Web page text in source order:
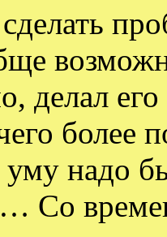
делал
более
надо
Со